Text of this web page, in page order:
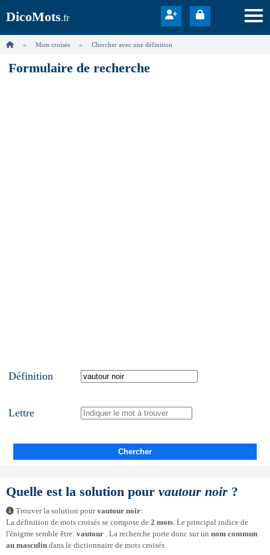
DicoMots.fr
Mots croisés Chercher avec une définition
Formulaire de recherche
Définition
Lettre
Chercher
Quelle est la solution pour vautour noir ?
Trouver la solution pourvautour noir:
La définition de mots croisés se compose de 2 mots. Le principal indice de
l'énigme semble être: vautour . La recherche porte donc sur un nom commun
au masculin dans le dictionnaire de mots croisés.